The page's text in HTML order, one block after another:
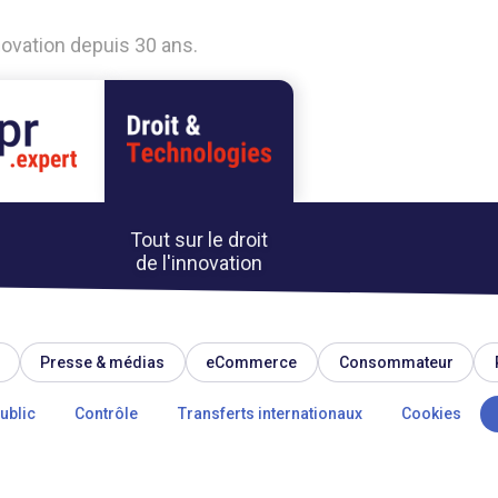
depuis 30 ans.
Tout sur le droit
de l'innovation
Presse & médias eCommerce Consommateur
Contrôle Transferts internationaux Cookies